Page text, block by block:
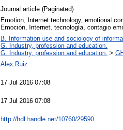
Journal article (Paginated)
Emotion, Internet technology, emotional
Emoción, Internet, tecnología, contagio
B. Information use and sociology of
G. Industry, profession and education.
G. Industry, profession and education. >
Alex Ruiz
17 Jul 2016 07:08
17 Jul 2016 07:08
http://hdl.handle.net/10760/29590